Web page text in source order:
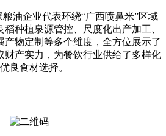
企业代表环绕“广西喷鼻米”区域
种植泉源管控、尺度化出产加工、
产物定制等多个维度，全方位展示了
财产实力，为餐饮行业供给了多样化
良食材选择。